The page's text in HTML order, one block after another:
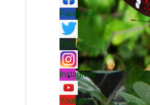
Facebook
Twitter
Instagram
Youtube